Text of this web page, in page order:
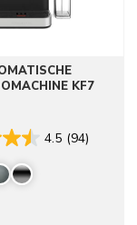
KF7
4.5 (94)